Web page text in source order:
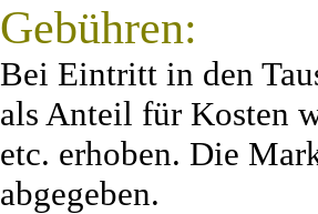
Gebühren:
Bei Eintritt in den
als Anteil für Kosten
etc. erhoben. Die
abgegeben.